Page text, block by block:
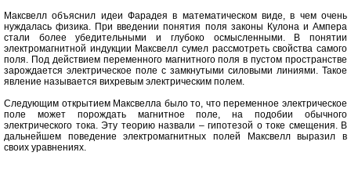
Максвелл объяснил идеи Фарадея в математическом виде, в чем очень
нуждалась физика. При введении понятия поля законы Кулона и Ампера
стали более убедительными и глубоко осмысленными. В понятии
электромагнитной индукции Максвелл сумел рассмотреть свойства самого
поля. Под действием переменного магнитного поля в пустом пространстве
зарождается электрическое поле с замкнутыми силовыми линиями. Такое
явление называется вихревым электрическим полем.
Следующим открытием Максвелла было то, что переменное электрическое
поле может порождать магнитное поле, на подобии обычного
электрического тока. Эту теорию назвали – гипотезой о токе смещения. В
дальнейшем поведение электромагнитных полей Максвелл выразил в
своих уравнениях.